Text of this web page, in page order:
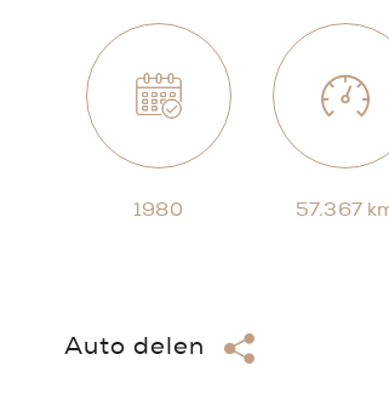
1980 57.367
Auto delen